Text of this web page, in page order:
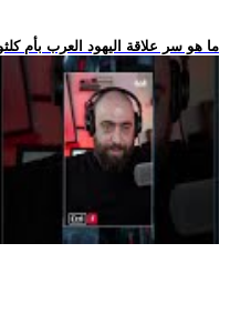
.. ما هو سر علاقة اليهود العرب بأم